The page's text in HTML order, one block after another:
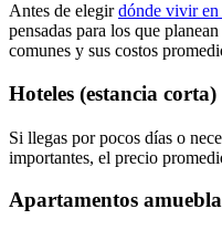
Antes de elegirdónde vivir
pensadas para los que
comunes y sus costos
Hoteles (estancia corta)
Si llegas por pocos días o
importantes, el precio
Apartamentos